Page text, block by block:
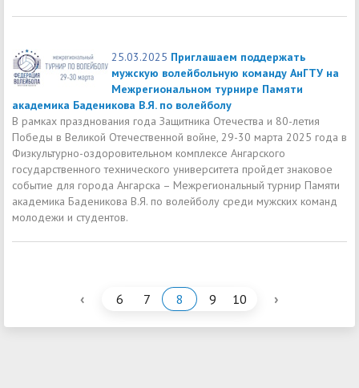
25.03.2025 Приглашаем поддержать
мужскую волейбольную команду АнГТУ на
Межрегиональном турнире Памяти
академика Баденикова В.Я. по волейболу
В рамках празднования года Защитника Отечества и 80-летия
Победы в Великой Отечественной войне, 29-30 марта 2025 года в
Физкультурно-оздоровительном комплексе Ангарского
государственного технического университета пройдет знаковое
событие для города Ангарска – Межрегиональный турнир Памяти
академика Баденикова В.Я. по волейболу среди мужских команд
молодежи и студентов.
‹ 6 7 8 9 10 ›